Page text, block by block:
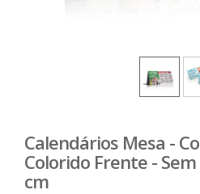
Calendários Mesa -
Colorido Frente -
cm